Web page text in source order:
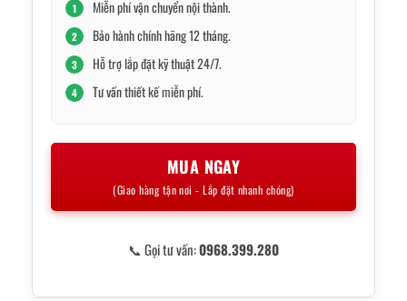
1 Miễn phí vận chuyển nội thành.
2 Bảo hành chính hãng 12 tháng.
3 Hỗ trợ lắp đặt kỹ thuật 24/7.
4 Tư vấn thiết kế miễn phí.
MUA NGAY
(Giao hàng tận nơi - Lắp đặt nhanh chóng)
📞 Gọi tư vấn:0968.399.280